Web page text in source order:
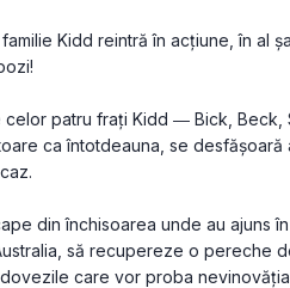
familie Kidd reintră în acțiune, în al
celor patru frați Kidd ― Bick,
ca întotdeauna, se desfășoară
din închisoarea unde au ajuns
să recupereze o pereche
care vor proba